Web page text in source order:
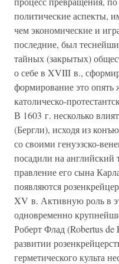
политические аспекты,
чем экономические и
последние, был
тайных (закрытых)
о себе в XVIII в.,
формирование это опять
католическо-
В 1603 г. несколько
(Бергли), исходя из
со своими генуэзско-
посадили на
правление его сына
появляются
XV в. Активную роль в
одновременно
Роберт Флад (Robertus de
развитии
герметического культа